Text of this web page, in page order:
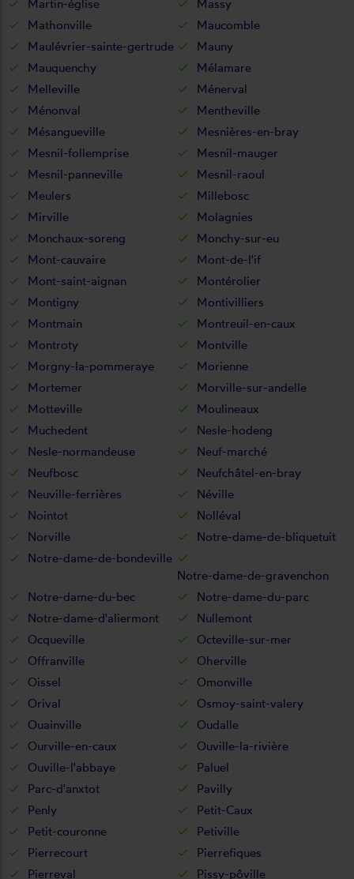
Martin-église
Massy
Mathonville
Maucomble
Maulévrier-sainte-gertrude
Mauny
Mauquenchy
Mélamare
Melleville
Ménerval
Ménonval
Mentheville
Mésangueville
Mesnières-en-bray
Mesnil-follemprise
Mesnil-mauger
Mesnil-panneville
Mesnil-raoul
Meulers
Millebosc
Mirville
Molagnies
Monchaux-soreng
Monchy-sur-eu
Mont-cauvaire
Mont-de-l'if
Mont-saint-aignan
Montérolier
Montigny
Montivilliers
Montmain
Montreuil-en-caux
Montroty
Montville
Morgny-la-pommeraye
Morienne
Mortemer
Morville-sur-andelle
Motteville
Moulineaux
Muchedent
Nesle-hodeng
Nesle-normandeuse
Neuf-marché
Neufbosc
Neufchâtel-en-bray
Neuville-ferrières
Néville
Nointot
Nolléval
Norville
Notre-dame-de-bliquetuit
Notre-dame-de-bondeville
Notre-dame-de-gravenchon
Notre-dame-du-bec
Notre-dame-du-parc
Notre-dame-d'aliermont
Nullemont
Ocqueville
Octeville-sur-mer
Offranville
Oherville
Oissel
Omonville
Orival
Osmoy-saint-valery
Ouainville
Oudalle
Ourville-en-caux
Ouville-la-rivière
Ouville-l'abbaye
Paluel
Parc-d'anxtot
Pavilly
Penly
Petit-Caux
Petit-couronne
Petiville
Pierrecourt
Pierrefiques
Pierreval
Pissy-pôville